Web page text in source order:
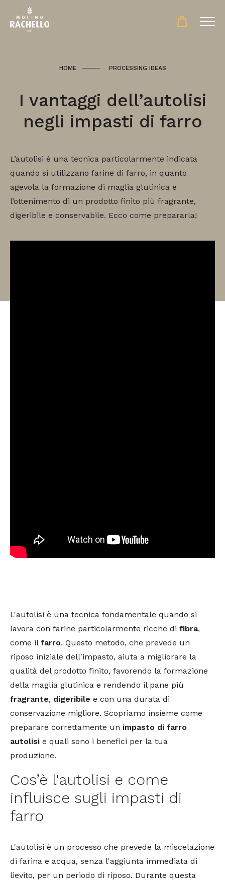
HOME PROCESSING IDEAS
I vantaggi dell’autolisi
negli impasti di farro
L’autolisi è una tecnica particolarmente indicata
quando si utilizzano farine di farro, in quanto
agevola la formazione di maglia glutinica e
l’ottenimento di un prodotto finito più fragrante,
digeribile e conservabile. Ecco come prepararla!
L'autolisi è una tecnica fondamentale quando si
lavora con farine particolarmente ricche di fibra,
come il farro. Questo metodo, che prevede un
riposo iniziale dell'impasto, aiuta a migliorare la
qualità del prodotto finito, favorendo la formazione
della maglia glutinica e rendendo il pane più
fragrante, digeribile e con una durata di
conservazione migliore. Scopriamo insieme come
preparare correttamente un impasto di farro
autolisi e quali sono i benefici per la tua
produzione.
Cos’è l'autolisi e come
influisce sugli impasti di
farro
L'autolisi è un processo che prevede la miscelazione
di farina e acqua, senza l'aggiunta immediata di
lievito, per un periodo di riposo. Durante questa